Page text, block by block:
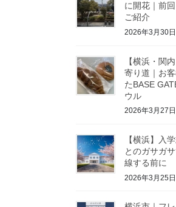
に開花｜前
ご紹介
2026年3月30日
【横浜・関
寄り道｜お
たBASE
ウル
2026年3月27日
【横浜】入
とのガサガ
線する前に
2026年3月25日